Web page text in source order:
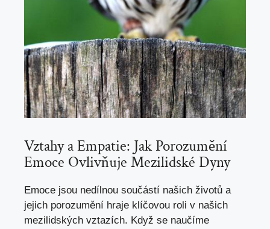
Vztahy a Empatie: Jak Porozumění
Emoce Ovlivňuje Mezilidské Dyny
Emoce jsou nedílnou součástí našich životů a
jejich porozumění hraje klíčovou roli v našich
mezilidských vztazích. Když se naučíme